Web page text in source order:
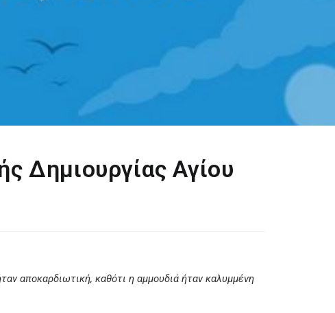
Δημιουργίας Αγίου
αποκαρδιωτική, καθότι η αμμουδιά ήταν καλυμμένη